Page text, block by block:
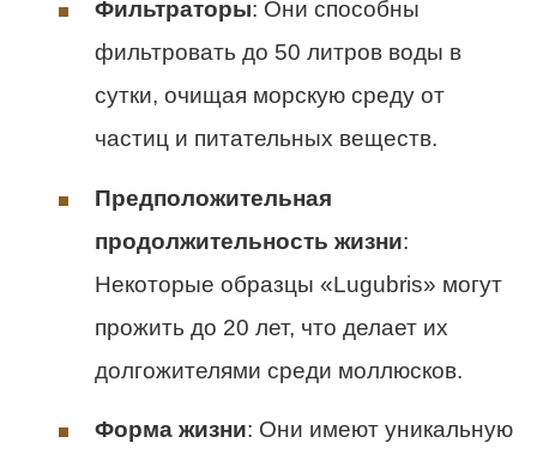
Фильтраторы: Они способны
фильтровать до 50 литров воды в
сутки, очищая морскую среду от
частиц и питательных веществ.
Предположительная
продолжительность жизни:
Некоторые образцы «Lugubris» могут
прожить до 20 лет, что делает их
долгожителями среди моллюсков.
Форма жизни: Они имеют уникальную